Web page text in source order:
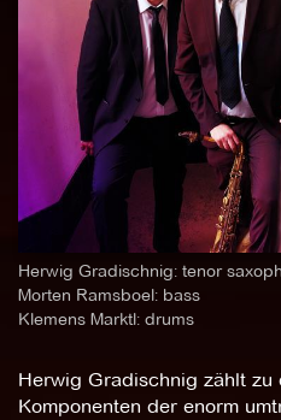
Herwig Gradischnig: tenor
Morten Ramsboel: bass
Klemens Marktl: drums
Herwig Gradischnig zählt zu
Komponenten der enorm